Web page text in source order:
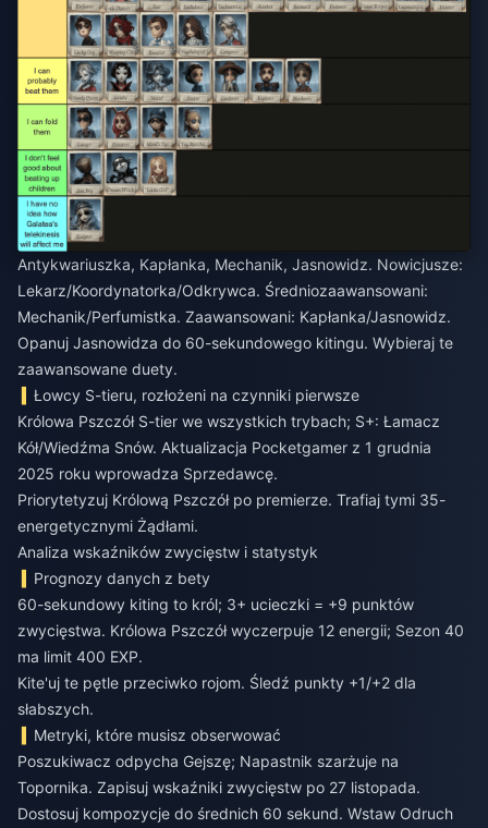
Antykwariuszka, Kapłanka, Mechanik, Jasnowidz. Nowicjusze:
Lekarz/Koordynatorka/Odkrywca. Średniozaawansowani:
Mechanik/Perfumistka. Zaawansowani: Kapłanka/Jasnowidz.
Opanuj Jasnowidza do 60-sekundowego kitingu. Wybieraj te
zaawansowane duety.
Łowcy S-tieru, rozłożeni na czynniki pierwsze
Królowa Pszczół S-tier we wszystkich trybach; S+: Łamacz
Kół/Wiedźma Snów. Aktualizacja Pocketgamer z 1 grudnia
2025 roku wprowadza Sprzedawcę.
Priorytetyzuj Królową Pszczół po premierze. Trafiaj tymi 35-
energetycznymi Żądłami.
Analiza wskaźników zwycięstw i statystyk
Prognozy danych z bety
60-sekundowy kiting to król; 3+ ucieczki = +9 punktów
zwycięstwa. Królowa Pszczół wyczerpuje 12 energii; Sezon 40
ma limit 400 EXP.
Kite'uj te pętle przeciwko rojom. Śledź punkty +1/+2 dla
słabszych.
Metryki, które musisz obserwować
Poszukiwacz odpycha Gejszę; Napastnik szarżuje na
Topornika. Zapisuj wskaźniki zwycięstw po 27 listopada.
Dostosuj kompozycje do średnich 60 sekund. Wstaw Odruch